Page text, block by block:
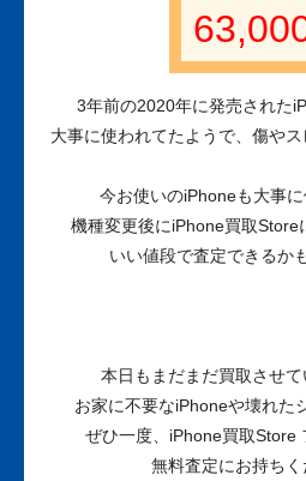
3年前の2020年に発売された
大事に使われてたようで、傷やス
今お使いのiPhoneも大事
機種変更後にiPhone買取Store
いい値段で査定できるか
本日もまだまだ買取させ
お家に不要なiPhoneや壊れた
ぜひ一度、iPhone買取Store
無料査定にお持ちく